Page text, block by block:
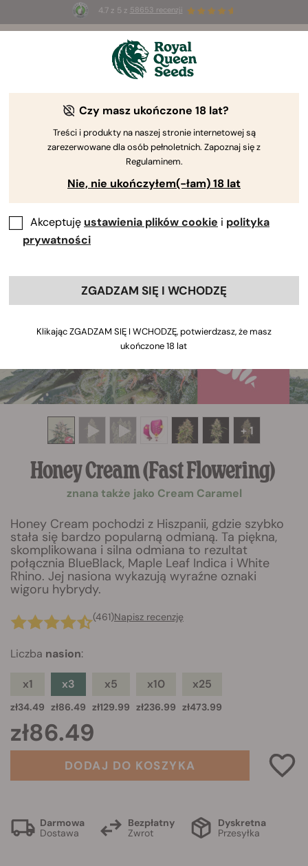
4.7 z 5 z 58653 recenzji
Summer Sales: do 50% zniżki
na wybrane produkty ⏤
+ 1
Honey Cream (Fast Flowering)
znana także jako Cream Caramel
Honey Cream pochodzi z Hiszpanii, gdzie szybko
stała się bardzo popularną odmianą. Ta piękna,
skomplikowana i silna odmiana to rezultat
połącznia BlueBlack, Maple Leaf Indica i White
Rhino. Jej nasiona wykazują wyraźne oznaki
wigoru hybrydy.
(461)Napisz recenzję
Liczba nasion:
x1
zł34.49
x3
zł86.49
x5
zł129.99
x10
zł236.99
x25
zł473.99
zł86.49
DODAJ DO KOSZYKA
Darmowa
Dostawa
Bezpłatny
Zwrot
Dyskretna
Przesyłka
Czy masz ukończone 18 lat?
Treści i produkty na naszej stronie internetowej są
zarezerwowane dla osób pełnoletnich. Zapoznaj się z
Regulaminem.
Nie, nie ukończyłem(-łam) 18 lat
Akceptuję ustawienia plików cookie i polityka
prywatności
ZGADZAM SIĘ I WCHODZĘ
Klikając ZGADZAM SIĘ I WCHODZĘ, potwierdzasz, że masz
ukończone 18 lat